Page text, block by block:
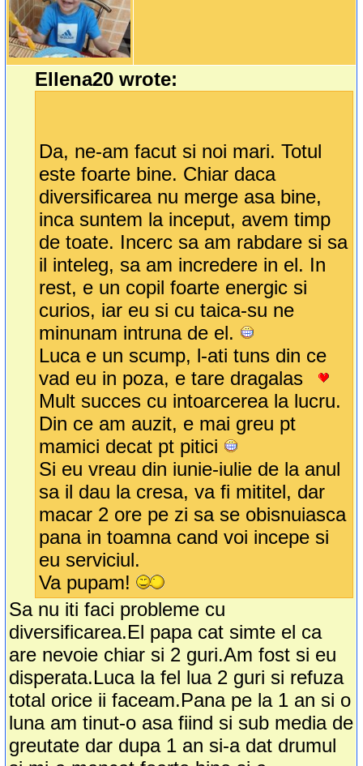
Ellena20 wrote:
Da, ne-am facut si noi mari. Totul
este foarte bine. Chiar daca
diversificarea nu merge asa bine,
inca suntem la inceput, avem timp
de toate. Incerc sa am rabdare si sa
il inteleg, sa am incredere in el. In
rest, e un copil foarte energic si
curios, iar eu si cu taica-su ne
minunam intruna de el.
Luca e un scump, l-ati tuns din ce
vad eu in poza, e tare dragalas
Mult succes cu intoarcerea la lucru.
Din ce am auzit, e mai greu pt
mamici decat pt pitici
Si eu vreau din iunie-iulie de la anul
sa il dau la cresa, va fi mititel, dar
macar 2 ore pe zi sa se obisnuiasca
pana in toamna cand voi incepe si
eu serviciul.
Va pupam!
Sa nu iti faci probleme cu
diversificarea.El papa cat simte el ca
are nevoie chiar si 2 guri.Am fost si eu
disperata.Luca la fel lua 2 guri si refuza
total orice ii faceam.Pana pe la 1 an si o
luna am tinut-o asa fiind si sub media de
greutate dar dupa 1 an si-a dat drumul